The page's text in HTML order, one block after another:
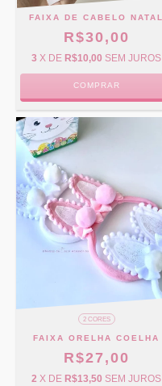
FAIXA DE CABELO NATAL
R$30,00
3 X DE R$10,00 SEM JUROS
COMPRAR
2 CORES
FAIXA ORELHA COELHA
R$27,00
2 X DE R$13,50 SEM JUROS